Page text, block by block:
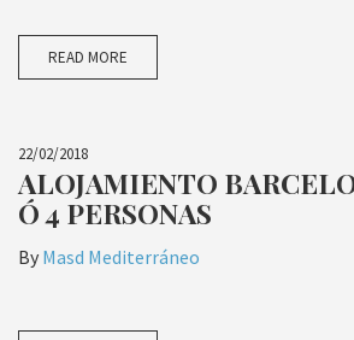
READ MORE
22/02/2018
ALOJAMIENTO
Ó 4 PERSONAS
By Masd Mediterráneo